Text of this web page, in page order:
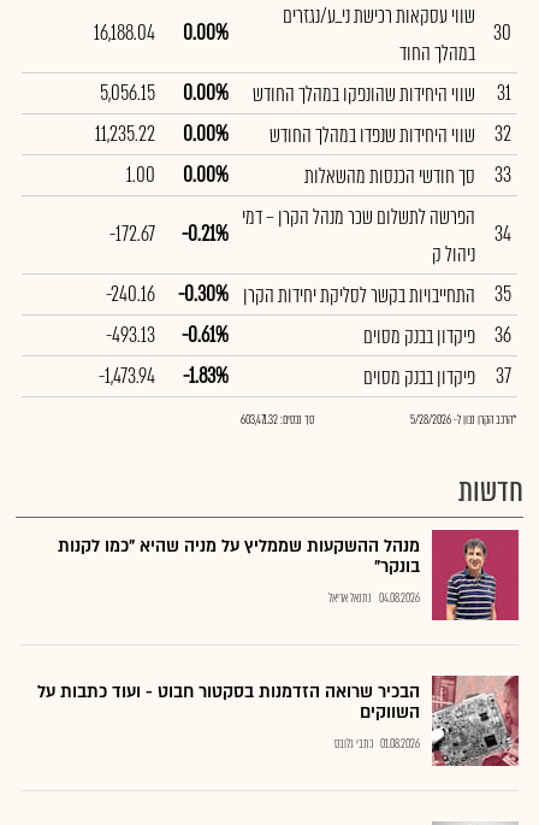
30
שווי עסקאות רכישת ני_ע/נגזרים
במהלך החוד
0.00%
16,188.04
31
שווי היחידות שהונפקו במהלך החודש 0.00%
5,056.15
32
שווי היחידות שנפדו במהלך החודש 0.00%
11,235.22
33
סך חודשי הכנסות מהשאלות 0.00%
1.00
34
הפרשה לתשלום שכר מנהל הקרן – דמי
ניהול ק
-0.21%
-172.67
35
התחייבויות בקשר לסליקת יחידות הקרן -0.30%
-240.16
36
פיקדון בבנק מסוים -0.61%
-493.13
37
פיקדון בבנק מסוים -1.83%
-1,473.94
*הרכב הקרן נכון ל- 5/28/2026 סך נכסים: 603,471.32
חדשות
מנהל ההשקעות שממליץ על מניה שהיא "כמו לקנות
בונקר"
04.08.2026 נתנאל אריאל
הבכיר שרואה הזדמנות בסקטור חבוט - ועוד כתבות על
השווקים
01.08.2026 כתבי גלובס